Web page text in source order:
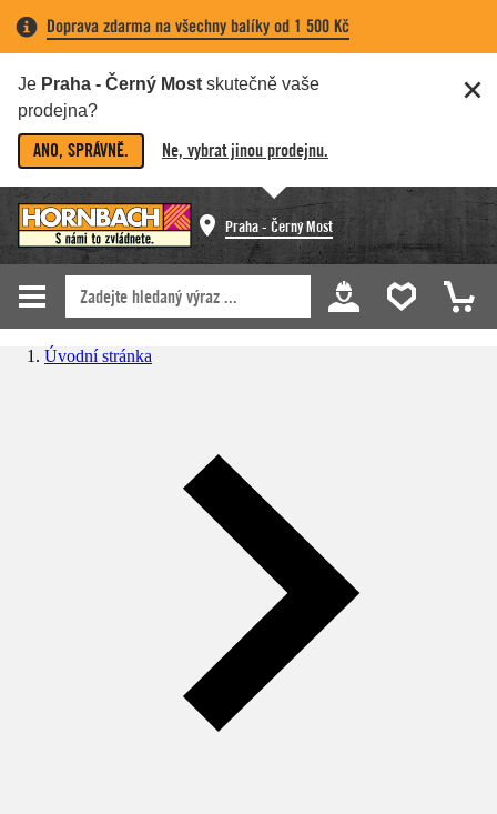
Doprava zdarma na všechny balíky od 1 500 Kč
Je Praha - Černý Most skutečně vaše
prodejna?
ANO, SPRÁVNĚ. Ne, vybrat jinou prodejnu.
Praha - Černý Most
Úvodní stránka